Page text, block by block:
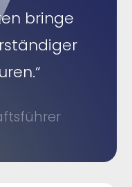
bringe